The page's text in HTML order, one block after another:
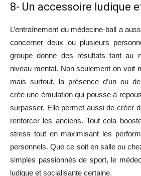
8- Un accessoire ludique
L’entraînement du médecine-ball a
concerner deux ou plusieurs
groupe donne des résultats tant au
niveau mental. Non seulement on voit
mais surtout, la présence d’un ou
crée une émulation qui pousse à
surpasser. Elle permet aussi de créer
renforcer les anciens. Tout cela
stress tout en maximisant les
personnels. Que ce soit en salle ou
simples passionnés de sport, le
ludique et socialisante certaine.